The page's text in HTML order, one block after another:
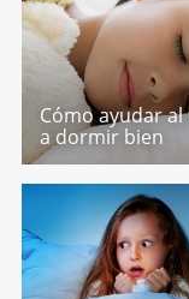
Cómo ayudar
a dormir bien